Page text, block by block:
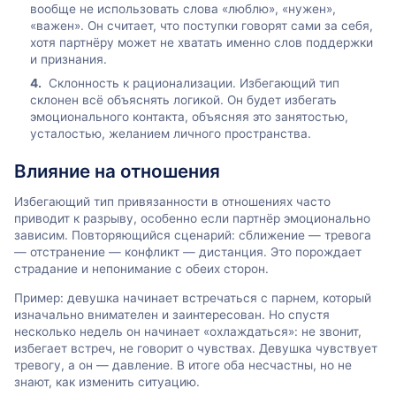
вообще не использовать слова «люблю», «нужен»,
«важен». Он считает, что поступки говорят сами за себя,
хотя партнёру может не хватать именно слов поддержки
и признания.
Склонность к рационализации. Избегающий тип
склонен всё объяснять логикой. Он будет избегать
эмоционального контакта, объясняя это занятостью,
усталостью, желанием личного пространства.
Влияние на отношения
Избегающий тип привязанности в отношениях часто
приводит к разрыву, особенно если партнёр эмоционально
зависим. Повторяющийся сценарий: сближение — тревога
— отстранение — конфликт — дистанция. Это порождает
страдание и непонимание с обеих сторон.
Пример: девушка начинает встречаться с парнем, который
изначально внимателен и заинтересован. Но спустя
несколько недель он начинает «охлаждаться»: не звонит,
избегает встреч, не говорит о чувствах. Девушка чувствует
тревогу, а он — давление. В итоге оба несчастны, но не
знают, как изменить ситуацию.